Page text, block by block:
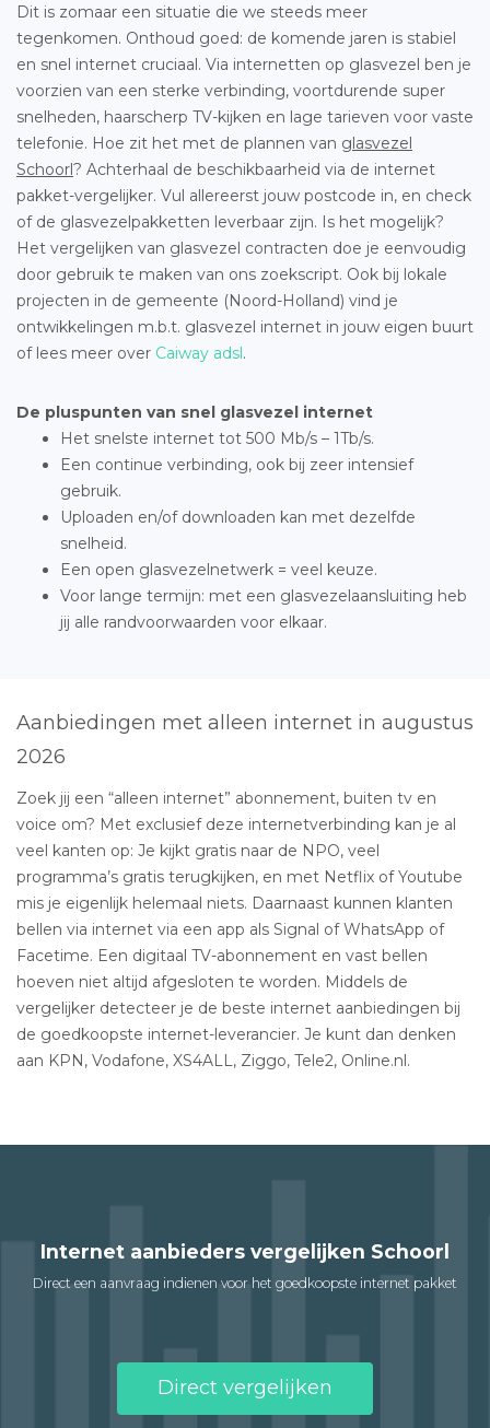
Dit is zomaar een situatie die we steeds meer
tegenkomen. Onthoud goed: de komende jaren is stabiel
en snel internet cruciaal. Via internetten op glasvezel ben je
voorzien van een sterke verbinding, voortdurende super
snelheden, haarscherp TV-kijken en lage tarieven voor vaste
telefonie. Hoe zit het met de plannen van glasvezel
Schoorl? Achterhaal de beschikbaarheid via de internet
pakket-vergelijker. Vul allereerst jouw postcode in, en check
of de glasvezelpakketten leverbaar zijn. Is het mogelijk?
Het vergelijken van glasvezel contracten doe je eenvoudig
door gebruik te maken van ons zoekscript. Ook bij lokale
projecten in de gemeente (Noord-Holland) vind je
ontwikkelingen m.b.t. glasvezel internet in jouw eigen buurt
of lees meer over Caiway adsl.
De pluspunten van snel glasvezel internet
Het snelste internet tot 500 Mb/s – 1Tb/s.
Een continue verbinding, ook bij zeer intensief
gebruik.
Uploaden en/of downloaden kan met dezelfde
snelheid.
Een open glasvezelnetwerk = veel keuze.
Voor lange termijn: met een glasvezelaansluiting heb
jij alle randvoorwaarden voor elkaar.
Aanbiedingen met alleen internet in augustus
2026
Zoek jij een “alleen internet” abonnement, buiten tv en
voice om? Met exclusief deze internetverbinding kan je al
veel kanten op: Je kijkt gratis naar de NPO, veel
programma’s gratis terugkijken, en met Netflix of Youtube
mis je eigenlijk helemaal niets. Daarnaast kunnen klanten
bellen via internet via een app als Signal of WhatsApp of
Facetime. Een digitaal TV-abonnement en vast bellen
hoeven niet altijd afgesloten te worden. Middels de
vergelijker detecteer je de beste internet aanbiedingen bij
de goedkoopste internet-leverancier. Je kunt dan denken
aan KPN, Vodafone, XS4ALL, Ziggo, Tele2, Online.nl.
Internet aanbieders vergelijken Schoorl
Direct een aanvraag indienen voor het goedkoopste internet pakket
Direct vergelijken